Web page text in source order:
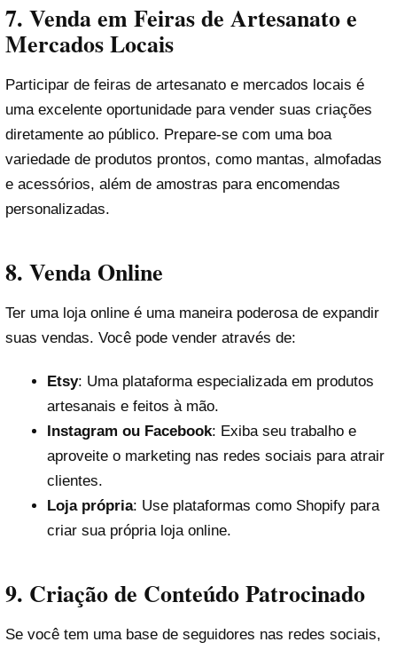
7. Venda em Feiras de Artesanato e
Mercados Locais
Participar de feiras de artesanato e mercados locais é
uma excelente oportunidade para vender suas criações
diretamente ao público. Prepare-se com uma boa
variedade de produtos prontos, como mantas, almofadas
e acessórios, além de amostras para encomendas
personalizadas.
8. Venda Online
Ter uma loja online é uma maneira poderosa de expandir
suas vendas. Você pode vender através de:
Etsy: Uma plataforma especializada em produtos
artesanais e feitos à mão.
Instagram ou Facebook: Exiba seu trabalho e
aproveite o marketing nas redes sociais para atrair
clientes.
Loja própria: Use plataformas como Shopify para
criar sua própria loja online.
9. Criação de Conteúdo Patrocinado
Se você tem uma base de seguidores nas redes sociais,